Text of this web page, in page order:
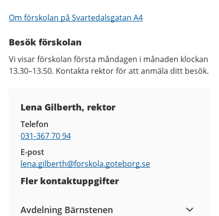
Om förskolan på Svartedalsgatan A4
Besök förskolan
Vi visar förskolan första måndagen i månaden klockan
13.30–13.50. Kontakta rektor för att anmäla ditt besök.
Lena Gilberth, rektor
Telefon
031-367 70 94
E-post
lena.gilberth@forskola.goteborg.se
Fler kontaktuppgifter
Avdelning Bärnstenen